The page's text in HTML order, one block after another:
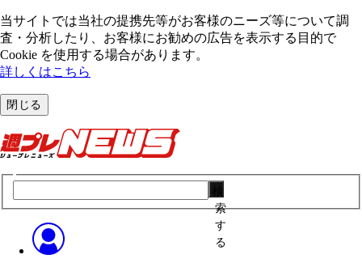
当サイトでは当社の提携先等がお客様のニーズ等について調
査・分析したり、お客様にお勧めの広告を表⽰する⽬的で
Cookie を使⽤する場合があります。
詳しくはこちら
閉じる
索
す
る